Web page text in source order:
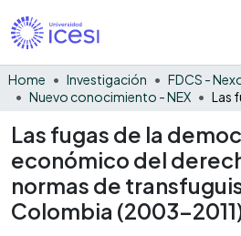
Home Investigación
FDCS -
Nuevo conocimiento - NEX
Las fugas de la
económico del
normas de
Colombia (2003-